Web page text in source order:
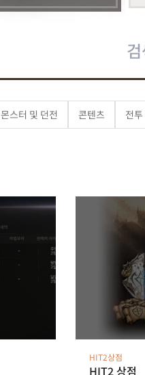
몬스터 및 던전 콘텐츠 전투
HIT2상점
HIT2 상점